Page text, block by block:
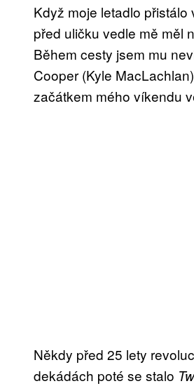
Když moje letadlo
před uličku vedle mě měl
Během cesty jsem mu
Cooper (Kyle
začátkem mého víkendu
Někdy před 25 lety
dekádách poté se stalo